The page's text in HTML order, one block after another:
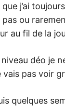
que j’ai
pas ou
au fil de la
déo je
vais pas voir
quelques